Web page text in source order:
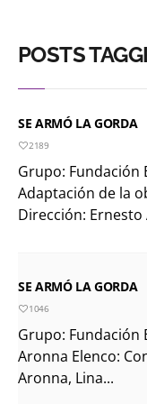
POSTS
SE ARMÓ LA GORDA
2189
Grupo: Fundación
Adaptación de la
Dirección: Ernesto
SE ARMÓ LA GORDA
1046
Grupo: Fundación
Aronna Elenco:
Aronna, Lina...